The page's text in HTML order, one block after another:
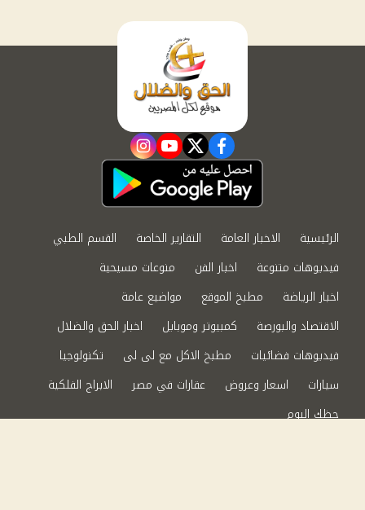
facebook
twitter
youtube
instagram
الرئيسية الاخبار العامة التقارير الخاصة
القسم الطبي
فيديوهات متنوعة
اخبار الفن
منوعات مسيحية
اخبار الرياضة
مطبخ الموقع
مواضيع عامة
الاقتصاد والبورصة
كمبيوتر وموبايل
اخبار الحق والضلال
فيديوهات فضائيات
مطبخ الاكل مع لى لى
تكنولوجيا
سيارات
اسعار وعروض عقارات في مصر
الابراج الفلكية
حظك اليوم